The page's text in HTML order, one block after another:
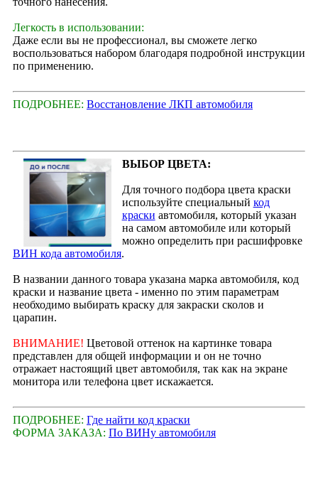
Легкость в использовании:
Даже если вы не профессионал, вы сможете легко
воспользоваться набором благодаря подробной инструкции
по применению.
ПОДРОБНЕЕ: Восстановление ЛКП автомобиля
ВЫБОР ЦВЕТА:
Для точного подбора цвета краски
используйте специальный код
краски автомобиля, который указан
на самом автомобиле или который
можно определить при расшифровке
ВИН кода автомобиля.
В названии данного товара указана марка автомобиля, код
краски и название цвета - именно по этим параметрам
необходимо выбирать краску для закраски сколов и
царапин.
ВНИМАНИЕ! Цветовой оттенок на картинке товара
представлен для общей информации и он не точно
отражает настоящий цвет автомобиля, так как на экране
монитора или телефона цвет искажается.
ПОДРОБНЕЕ: Где найти код краски
ФОРМА ЗАКАЗА: По ВИНу автомобиля